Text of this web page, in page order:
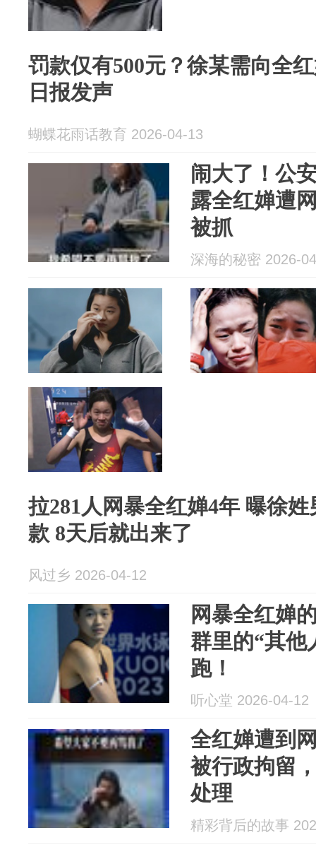
罚款仅有500元？徐某需向全
日报发声
蝴蝶花雨话教育 2026-04-13
闹大了！公
露全红婵遭
被抓
深海的秘密 2026-
拉281人网暴全红婵4年 曝徐
款 8天后就出来了
风过乡 2026-04-12
网暴全红婵
群里的“其他
跑！
听心堂 2026-04-12
全红婵遭到
被行政拘留
处理
精彩背后的故事